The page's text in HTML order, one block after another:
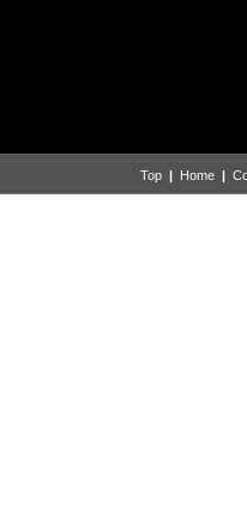
Top | Home |